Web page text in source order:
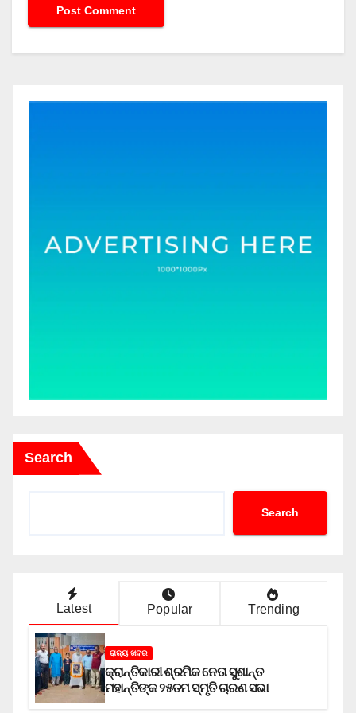
Search
Search
Latest Popular Trending
ରାଜ୍ୟ ଖବର
କ୍ରାନ୍ତିକାରୀ ଶ୍ରମିକ ନେତା ସୁଶାନ୍ତ
ମହାନ୍ତିଙ୍କ ୨୫ତମ ସ୍ମୃତି ଚାରଣ ସଭା